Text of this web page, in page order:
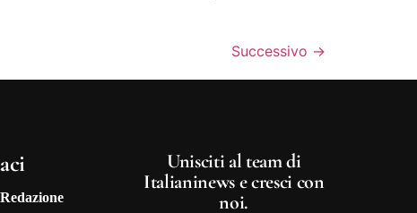
Successivo →
Unisciti al team di
Italianinews e cresci con
noi.